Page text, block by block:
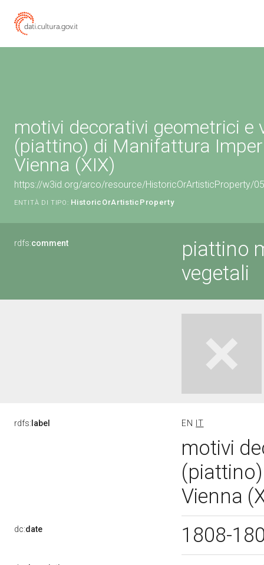
motivi decorativi geometrici e
(piattino) di Manifattura
Vienna (XIX)
https://w3id.org/arco/resource/HistoricOrArtisticProperty/
ENTITÀ DI TIPO: HistoricOrArtisticProperty
rdfs:comment
piattino
vegetali
rdfs: label EN IT
motivi
Vienna
dc:date 1808-